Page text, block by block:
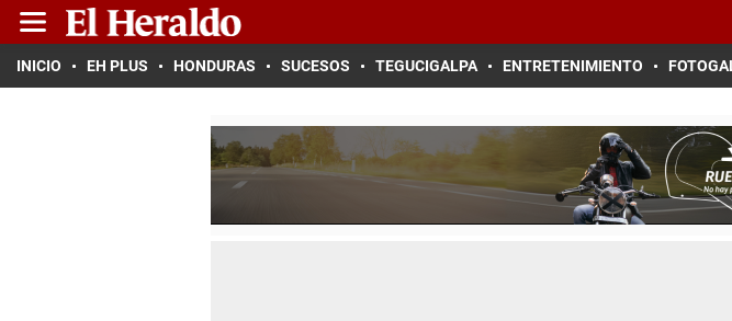
INICIO EH PLUS HONDURAS SUCESOS TEGUCIGALPA ENTRETENIMIENTO